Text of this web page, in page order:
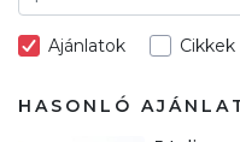
Ajánlatok Cikkek
HASONLÓ